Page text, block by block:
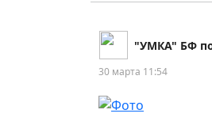
"УМКА" БФ
30 марта 11:54